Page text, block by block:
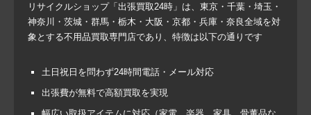
リサイクルショップ「出張買取24時」は、東京・千葉・埼玉・
神奈川・茨城・群馬・栃木・大阪・京都・兵庫・奈良全域を対
象とする不用品買取専門店であり、特徴は以下の通りです
土日祝日を問わず24時間電話・メール対応
出張費が無料で高額買取を実現